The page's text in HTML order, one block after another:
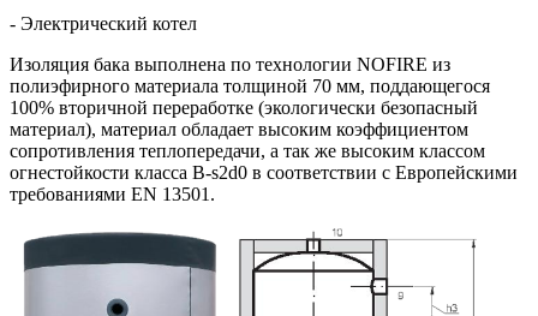
- Электрический котел
Изоляция бака выполнена по технологии NOFIRE из
полиэфирного материала толщиной 70 мм, поддающегося
100% вторичной переработке (экологически безопасный
материал), материал обладает высоким коэффициентом
сопротивления теплопередачи, а так же высоким классом
огнестойкости класса B-s2d0 в соответствии с Европейскими
требованиями EN 13501.